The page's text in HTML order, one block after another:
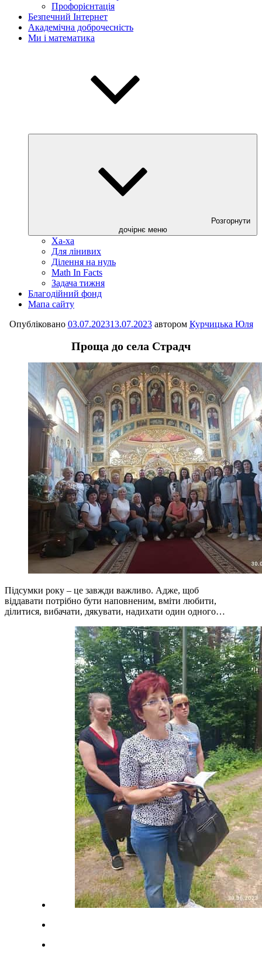
Профорієнтація
Безпечний Інтернет
Академічна доброчесність
Ми і математика
Розгорнути
дочірнє меню
Ха-ха
Для лінивих
Ділення на нуль
Math In Facts
Задача тижня
Благодійний фонд
Мапа сайту
Опубліковано 03.07.202313.07.2023автором Курчицька Юля
Проща до села Страдч
Підсумки року – це завжди важливо. Адже, щоб
віддавати потрібно бути наповненим, вміти любити,
ділитися, вибачати, дякувати, надихати один одного…